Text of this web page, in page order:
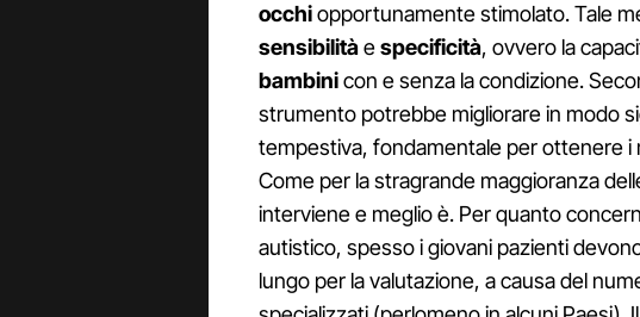
occhiopportunamente stimolato. Tale
sensibilitàespecificità, ovvero la
bambinicon e senza la condizione.
strumento potrebbe migliorare in modo
tempestiva, fondamentale per ottenere i
Come per la stragrande maggioranza
interviene e meglio è. Per quanto
autistico, spesso i giovani pazienti
lungo per la valutazione, a causa del